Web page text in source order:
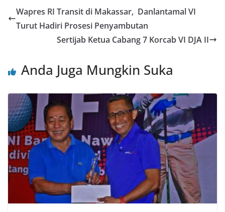
Wapres RI Transit di Makassar, Danlantamal VI
Turut Hadiri Prosesi Penyambutan
Sertijab Ketua Cabang 7 Korcab VI DJA II
Anda Juga Mungkin Suka